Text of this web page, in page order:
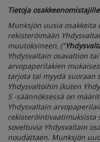
Tietoja
Munksjön uusia
rekisteröimään
muutoksineen, ("
Yhdysvaltain osavaltion
arvopaperilakien
tarjota tai myydä suoraan
Yhdysvaltoihin (kuten
S -säännöksessä on
Yhdysvaltain
rekisteröintivaatimuksista
soveltuvia Yhdysvaltain
noudattaen. Munksjön